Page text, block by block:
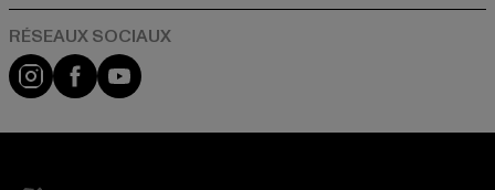
Visit our Instagram page:
Visit our Facebook page:
Visit our YouTube channel: